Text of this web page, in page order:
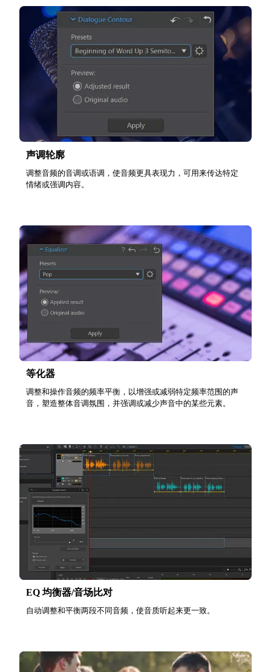
声调轮廓
调整音频的音调或语调，使音频更具表现力，可用来传达特定
情绪或强调内容。
等化器
调整和操作音频的频率平衡，以增强或减弱特定频率范围的声
音，塑造整体音调氛围，并强调或减少声音中的某些元素。
EQ 均衡器/音场比对
自动调整和平衡两段不同音频，使音质听起来更一致。